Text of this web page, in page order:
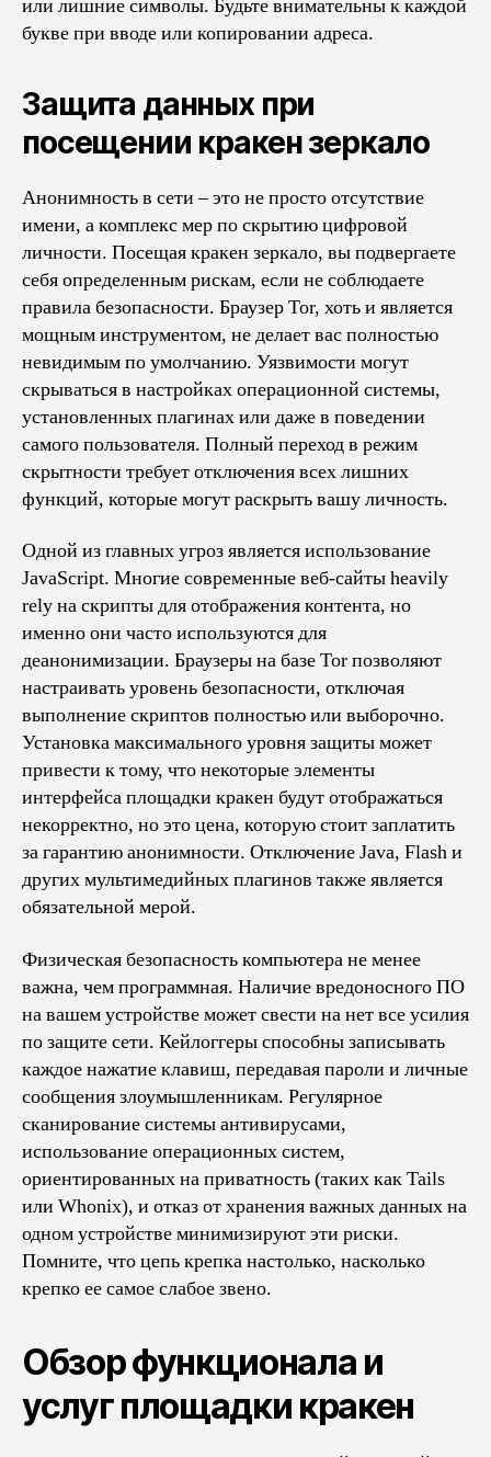
или лишние символы. Будьте внимательны к каждой
букве при вводе или копировании адреса.
Защита данных при
посещении кракен зеркало
Анонимность в сети – это не просто отсутствие
имени, а комплекс мер по скрытию цифровой
личности. Посещая кракен зеркало, вы подвергаете
себя определенным рискам, если не соблюдаете
правила безопасности. Браузер Tor, хоть и является
мощным инструментом, не делает вас полностью
невидимым по умолчанию. Уязвимости могут
скрываться в настройках операционной системы,
установленных плагинах или даже в поведении
самого пользователя. Полный переход в режим
скрытности требует отключения всех лишних
функций, которые могут раскрыть вашу личность.
Одной из главных угроз является использование
JavaScript. Многие современные веб-сайты heavily
rely на скрипты для отображения контента, но
именно они часто используются для
деанонимизации. Браузеры на базе Tor позволяют
настраивать уровень безопасности, отключая
выполнение скриптов полностью или выборочно.
Установка максимального уровня защиты может
привести к тому, что некоторые элементы
интерфейса площадки кракен будут отображаться
некорректно, но это цена, которую стоит заплатить
за гарантию анонимности. Отключение Java, Flash и
других мультимедийных плагинов также является
обязательной мерой.
Физическая безопасность компьютера не менее
важна, чем программная. Наличие вредоносного ПО
на вашем устройстве может свести на нет все усилия
по защите сети. Кейлоггеры способны записывать
каждое нажатие клавиш, передавая пароли и личные
сообщения злоумышленникам. Регулярное
сканирование системы антивирусами,
использование операционных систем,
ориентированных на приватность (таких как Tails
или Whonix), и отказ от хранения важных данных на
одном устройстве минимизируют эти риски.
Помните, что цепь крепка настолько, насколько
крепко ее самое слабое звено.
Обзор функционала и
услуг площадки кракен